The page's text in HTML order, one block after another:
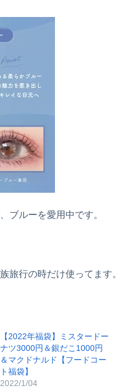
ブルーを愛用中です。
旅行の時だけ使ってます。
【2022年福袋】ミスタードー
ナツ3000円＆銀だこ1000円
＆マクドナルド【フードコー
ト福袋】
2022/1/04